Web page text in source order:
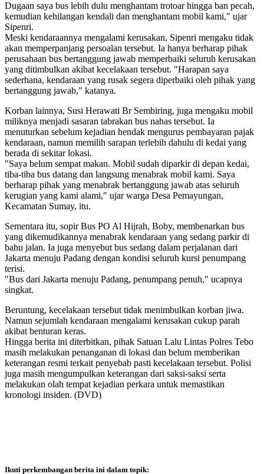
Dugaan saya bus lebih dulu menghantam trotoar hingga ban pecah,
kemudian kehilangan kendali dan menghantam mobil kami," ujar
Sipenri.
Meski kendaraannya mengalami kerusakan, Sipenri mengaku tidak
akan memperpanjang persoalan tersebut. Ia hanya berharap pihak
perusahaan bus bertanggung jawab memperbaiki seluruh kerusakan
yang ditimbulkan akibat kecelakaan tersebut. "Harapan saya
sederhana, kendaraan yang rusak segera diperbaiki oleh pihak yang
bertanggung jawab," katanya.
Korban lainnya, Susi Herawati Br Sembiring, juga mengaku mobil
miliknya menjadi sasaran tabrakan bus nahas tersebut. Ia
menuturkan sebelum kejadian hendak mengurus pembayaran pajak
kendaraan, namun memilih sarapan terlebih dahulu di kedai yang
berada di sekitar lokasi.
"Saya belum sempat makan. Mobil sudah diparkir di depan kedai,
tiba-tiba bus datang dan langsung menabrak mobil kami. Saya
berharap pihak yang menabrak bertanggung jawab atas seluruh
kerugian yang kami alami," ujar warga Desa Pemayungan,
Kecamatan Sumay, itu.
Sementara itu, sopir Bus PO Al Hijrah, Boby, membenarkan bus
yang dikemudikannya menabrak kendaraan yang sedang parkir di
bahu jalan. Ia juga menyebut bus sedang dalam perjalanan dari
Jakarta menuju Padang dengan kondisi seluruh kursi penumpang
terisi.
"Bus dari Jakarta menuju Padang, penumpang penuh," ucapnya
singkat.
Beruntung, kecelakaan tersebut tidak menimbulkan korban jiwa.
Namun sejumlah kendaraan mengalami kerusakan cukup parah
akibat benturan keras.
Hingga berita ini diterbitkan, pihak Satuan Lalu Lintas Polres Tebo
masih melakukan penanganan di lokasi dan belum memberikan
keterangan resmi terkait penyebab pasti kecelakaan tersebut. Polisi
juga masih mengumpulkan keterangan dari saksi-saksi serta
melakukan olah tempat kejadian perkara untuk memastikan
kronologi insiden. (DVD)
Ikuti perkembangan berita ini dalam topik: